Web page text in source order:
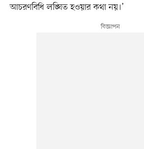
আচরণবিধি লঙ্ঘিত হওয়ার কথা নয়।’